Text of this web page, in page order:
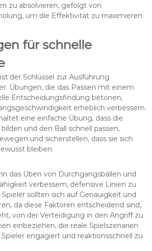
zu absolvieren, gefolgt von
um die Effektivität zu maximieren.
für schnelle
der Schlüssel zur Ausführung
Übungen, die das Passen mit einem
Entscheidungsfindung betonen,
erheblich verbessern.
eine einfache Übung, dass die
und den Ball schnell passen,
und sicherstellen, dass sie sich
bleiben.
das Üben von Durchgangsbällen und
verbessern, defensive Linien zu
sollten sich auf Genauigkeit und
da diese Faktoren entscheidend sind,
von der Verteidigung in den Angriff zu
einbeziehen, die reale Spielszenarien
engagiert und reaktionsschnell zu